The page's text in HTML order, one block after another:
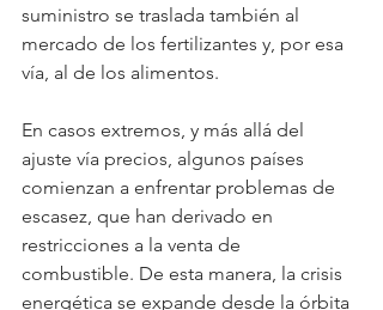
suministro se traslada también al
mercado de los fertilizantes y, por esa
vía, al de los alimentos.
En casos extremos, y más allá del
ajuste vía precios, algunos países
comienzan a enfrentar problemas de
escasez, que han derivado en
restricciones a la venta de
combustible. De esta manera, la crisis
energética se expande desde la órbita